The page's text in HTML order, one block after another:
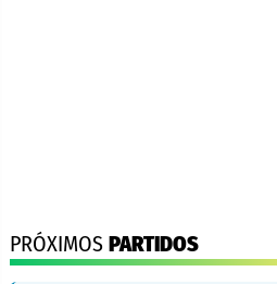
PRÓXIMOS PARTIDOS